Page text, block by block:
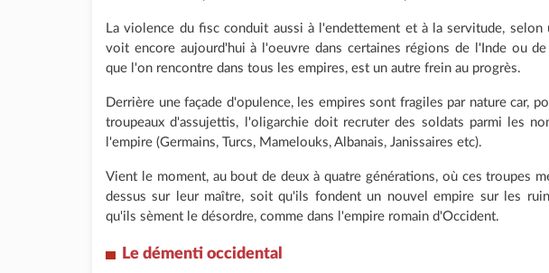
La violence du fisc conduit aussi à l'endettement et à la servitude, selon
voit encore aujourd'hui à l'oeuvre dans certaines régions de l'Inde ou de
que l'on rencontre dans tous les empires, est un autre frein au progrès.
Derrière une façade d'opulence, les empires sont fragiles par nature car,
troupeaux d'assujettis, l'oligarchie doit recruter des soldats parmi les
l'empire (Germains, Turcs, Mamelouks, Albanais, Janissaires etc).
Vient le moment, au bout de deux à quatre générations, où ces troupes
dessus sur leur maître, soit qu'ils fondent un nouvel empire sur les
qu'ils sèment le désordre, comme dans l'empire romain d'Occident.
Le démenti occidental